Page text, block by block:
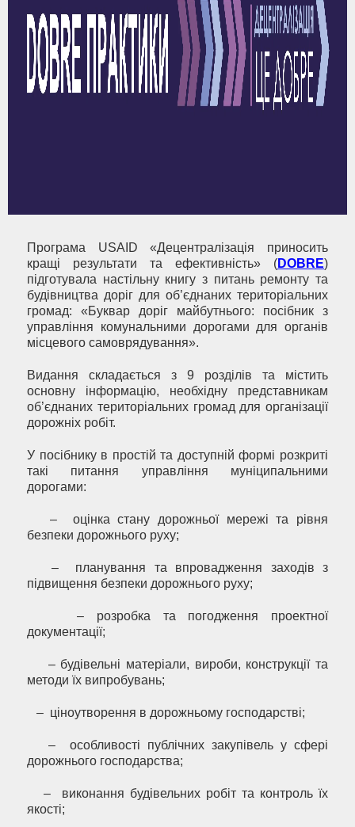
Програма USAID «Децентралізація приносить
кращі результати та ефективність» (DOBRE)
підготувала настільну книгу з питань ремонту та
будівництва доріг для об’єднаних територіальних
громад: «Буквар доріг майбутнього: посібник з
управління комунальними дорогами для органів
місцевого самоврядування».
Видання складається з 9 розділів та містить
основну інформацію, необхідну представникам
об’єднаних територіальних громад для організації
дорожніх робіт.
У посібнику в простій та доступній формі розкриті
такі питання управління муніципальними
дорогами:
– оцінка стану дорожньої мережі та рівня
безпеки дорожнього руху;
– планування та впровадження заходів з
підвищення безпеки дорожнього руху;
– розробка та погодження проектної
документації;
– будівельні матеріали, вироби, конструкції та
методи їх випробувань;
– ціноутворення в дорожньому господарстві;
– особливості публічних закупівель у сфері
дорожнього господарства;
– виконання будівельних робіт та контроль їх
якості;